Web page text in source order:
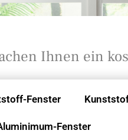
Ihnen ein
Fenster
Fenster